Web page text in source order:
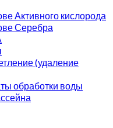
Активного кислорода
Серебра
(удаление
обработки воды